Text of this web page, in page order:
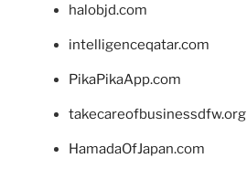
halobjd.com
intelligenceqatar.com
PikaPikaApp.com
takecareofbusinessdfw.org
HamadaOfJapan.com